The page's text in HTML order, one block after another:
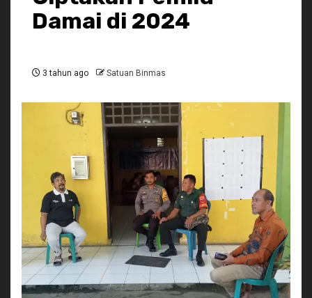
Damai di 2024
3 tahun ago Satuan Binmas